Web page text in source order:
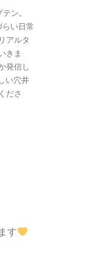
ン。
らい日常
アルタ
きま
発信し
い穴井
ださ
す